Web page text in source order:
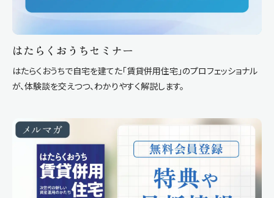
はたらくおうちセミナー
はたらくおうちで自宅を建てた「賃貸併用住宅」のプロフェッショナル
が、体験談を交えつつ、わかりやすく解説します。